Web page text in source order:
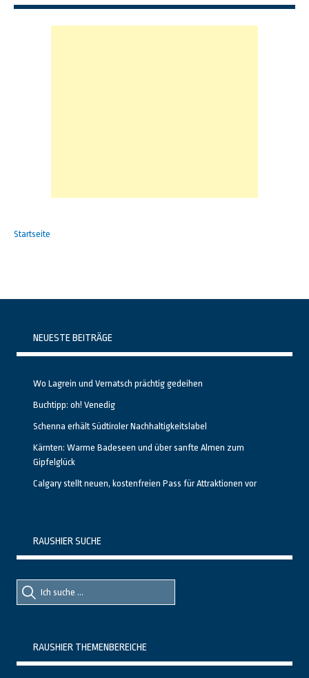
Startseite
NEUESTE BEITRÄGE
Wo Lagrein und Vernatsch prächtig gedeihen
Buchtipp: oh! Venedig
Schenna erhält Südtiroler Nachhaltigkeitslabel
Kärnten: Warme Badeseen und über sanfte Almen zum
Gipfelglück
Calgary stellt neuen, kostenfreien Pass für Attraktionen vor
RAUSHIER SUCHE
Suche
nach::
Suche
nach:
RAUSHIER THEMENBEREICHE